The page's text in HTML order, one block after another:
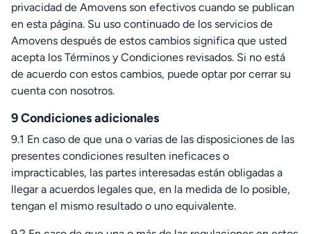
privacidad de Amovens son efectivos cuando se publican
en esta página. Su uso continuado de los servicios de
Amovens después de estos cambios significa que usted
acepta los Términos y Condiciones revisados. Si no está
de acuerdo con estos cambios, puede optar por cerrar su
cuenta con nosotros.
9 Condiciones adicionales
9.1 En caso de que una o varias de las disposiciones de las
presentes condiciones resulten ineficaces o
impracticables, las partes interesadas están obligadas a
llegar a acuerdos legales que, en la medida de lo posible,
tengan el mismo resultado o uno equivalente.